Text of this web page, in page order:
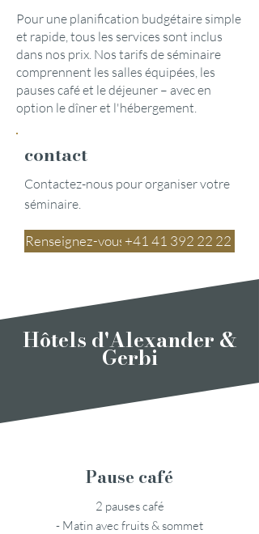
Pour une planification budgétaire simple
et rapide, tous les services sont inclus
dans nos prix. Nos tarifs de séminaire
comprennent les salles équipées, les
pauses café et le déjeuner – avec en
option le dîner et l'hébergement.
contact
Contactez-nous pour organiser votre
séminaire.
Renseignez-vous ‍+41 41 392 22 22
Hôtels d'Alexander &
Gerbi
Pause café
2 pauses café
- Matin avec fruits & sommet